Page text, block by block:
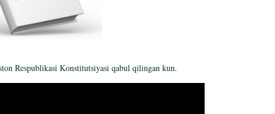
Respublikasi Konstitutsiyasi qabul qilingan kun.